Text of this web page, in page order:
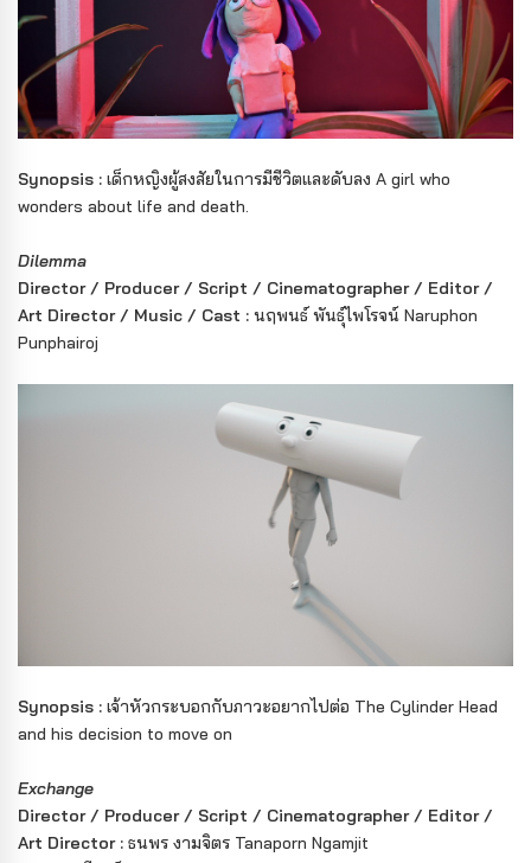
Synopsis : เด็กหญิงผู้สงสัยในการมีชีวิตและดับลง A girl who
wonders about life and death.
Dilemma
Director / Producer / Script / Cinematographer / Editor /
Art Director / Music / Cast : นฤพนธ์ พันธุ์ไพโรจน์ Naruphon
Punphairoj
Synopsis : เจ้าหัวกระบอกกับภาวะอยากไปต่อ The Cylinder Head
and his decision to move on
Exchange
Director / Producer / Script / Cinematographer / Editor /
Art Director : ธนพร งามจิตร Tanaporn Ngamjit